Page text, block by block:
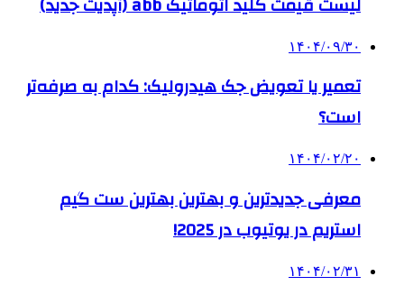
۱۴۰۴/۰۹/۳۰
تعمیر یا تعویض جک هیدرولیک: کدام به صرفه‌تر
است؟
۱۴۰۴/۰۲/۲۰
معرفی جدیدترین و بهترین بهترین ست گیم
استریم در یوتیوب در 2025!
۱۴۰۴/۰۲/۳۱